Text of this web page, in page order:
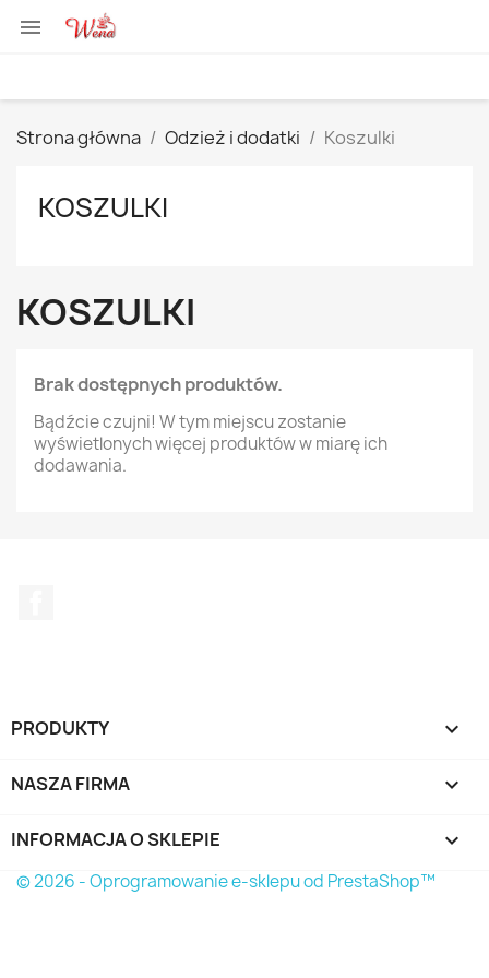

Strona główna Odzież i dodatki Koszulki
KOSZULKI
KOSZULKI
Brak dostępnych produktów.
Bądźcie czujni! W tym miejscu zostanie
wyświetlonych więcej produktów w miarę ich
dodawania.
PRODUKTY 
NASZA FIRMA 
INFORMACJA O SKLEPIE keyboard_arrow_down
© 2026 - Oprogramowanie e-sklepu od PrestaShop™